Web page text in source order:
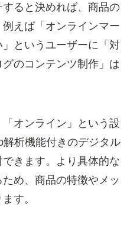
ると決めれば、商品の
えば「オンラインマー
というユーザーに「対
のコンテンツ制作」は
オンライン」という設
析機能付きのデジタル
きます。より具体的な
め、商品の特徴やメッ
す。